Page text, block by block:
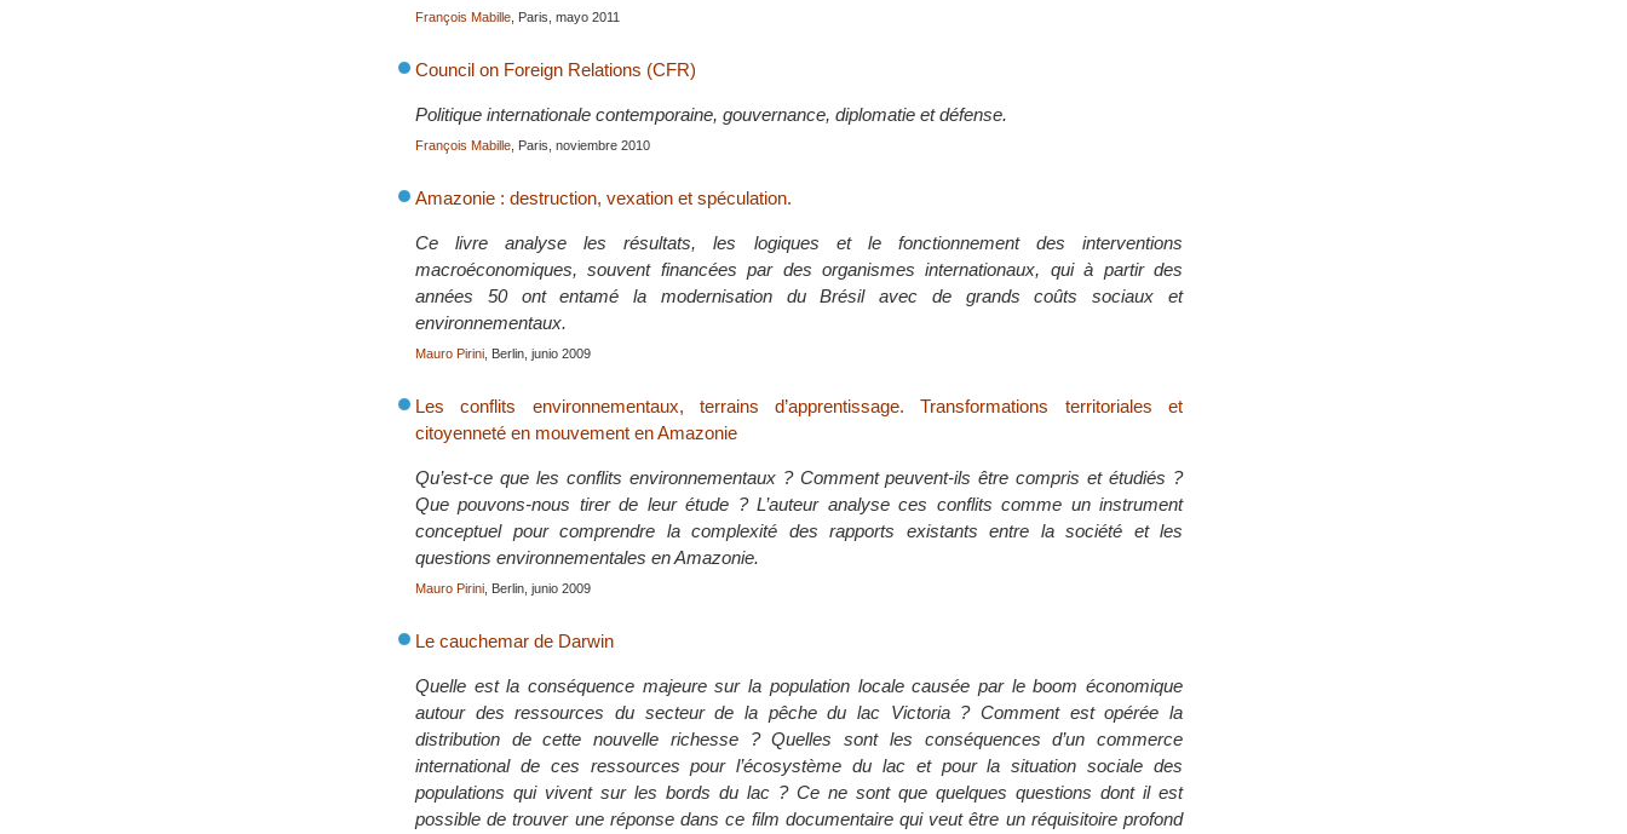
François Mabille , Paris, mayo 2011
Council on Foreign Relations (CFR)
Politique internationale contemporaine, gouvernance, diplomatie et défense.
François Mabille , Paris, noviembre 2010
Amazonie : destruction, vexation et spéculation.
Ce livre analyse les résultats, les logiques et le fonctionnement des interventions
macroéconomiques, souvent financées par des organismes internationaux, qui à partir des
années 50 ont entamé la modernisation du Brésil avec de grands coûts sociaux et
environnementaux.
Mauro Pirini , Berlin, junio 2009
Les conflits environnementaux, terrains d’apprentissage. Transformations territoriales et
citoyenneté en mouvement en Amazonie
Qu’est-ce que les conflits environnementaux ? Comment peuvent-ils être compris et étudiés ?
Que pouvons-nous tirer de leur étude ? L’auteur analyse ces conflits comme un instrument
conceptuel pour comprendre la complexité des rapports existants entre la société et les
questions environnementales en Amazonie.
Mauro Pirini , Berlin, junio 2009
Le cauchemar de Darwin
Quelle est la conséquence majeure sur la population locale causée par le boom économique
autour des ressources du secteur de la pêche du lac Victoria ? Comment est opérée la
distribution de cette nouvelle richesse ? Quelles sont les conséquences d’un commerce
international de ces ressources pour l’écosystème du lac et pour la situation sociale des
populations qui vivent sur les bords du lac ? Ce ne sont que quelques questions dont il est
possible de trouver une réponse dans ce film documentaire qui veut être un réquisitoire profond